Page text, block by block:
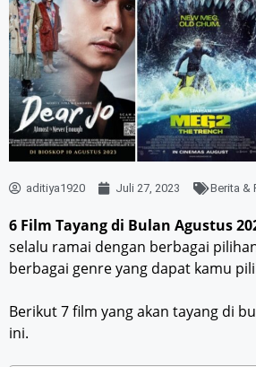
aditiya1920 Juli 27, 2023 Berita &
6 Film Tayang di Bulan Agustus
selalu ramai dengan berbagai
berbagai genre yang dapat kamu
Berikut 7 film yang akan tayang di
ini.